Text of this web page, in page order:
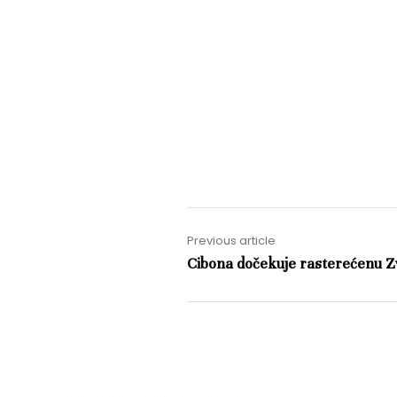
Previous article
Cibona dočekuje rasterećenu